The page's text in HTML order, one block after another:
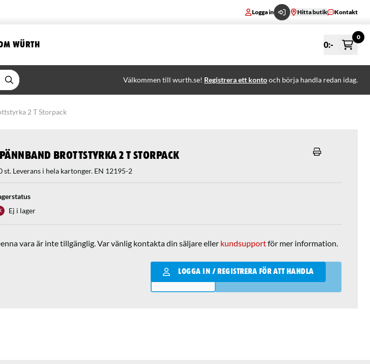
Logga in Hitta butik Kontakt
WÜRTH 0:-
0
Välkommen till wurth.se! Registrera ett kontooch börja handla redan idag.
2 T Storpack
Brottstyrka 2 T Storpack
st. Leverans i hela kartonger. EN 12195-2
Ej i lager
vara är inte tillgänglig. Var vänlig kontakta din säljare eller kundsupportför mer information.
LOGGA IN / REGISTRERA FÖR ATT HANDLA
Qantity
LÄGG I VARUKORGEN